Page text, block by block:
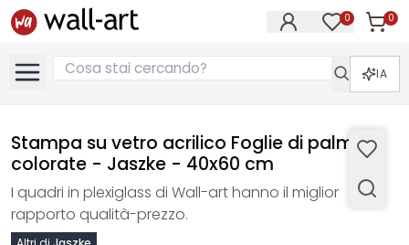
0 0
IA
Stampa su vetro acrilico Foglie di palma
colorate - Jaszke - 40x60 cm
I quadri in plexiglass di Wall-art hanno il miglior
rapporto qualità-prezzo.